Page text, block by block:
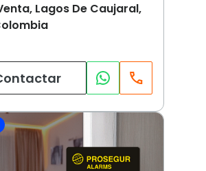
Lagos De Caujaral,